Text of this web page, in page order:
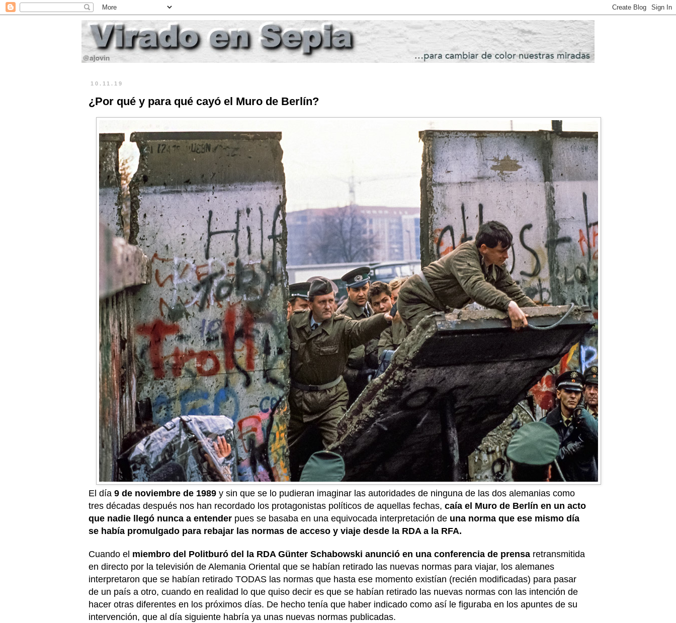
10.11.19
¿Por qué y para qué cayó el Muro de Berlín?
El día 9 de noviembre de 1989 y sin que se lo pudieran imaginar las autoridades de ninguna de las dos alemanias como
tres décadas después nos han recordado los protagonistas políticos de aquellas fechas, caía el Muro de Berlín en un acto
que nadie llegó nunca a entender pues se basaba en una equivocada interpretación de una norma que ese mismo día
se había promulgado para rebajar las normas de acceso y viaje desde la RDA a la RFA.
Cuando el miembro del Politburó del la RDA Günter Schabowski anunció en una conferencia de prensa retransmitida
en directo por la televisión de Alemania Oriental que se habían retirado las nuevas normas para viajar, los alemanes
interpretaron que se habían retirado TODAS las normas que hasta ese momento existían (recién modificadas) para pasar
de un país a otro, cuando en realidad lo que quiso decir es que se habían retirado las nuevas normas con las intención de
hacer otras diferentes en los próximos días. De hecho tenía que haber indicado como así le figuraba en los apuntes de su
intervención, que al día siguiente habría ya unas nuevas normas publicadas.